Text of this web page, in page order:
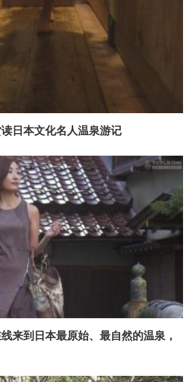
读日本文化名人温泉游记
来到日本最原始、最自然的温泉，